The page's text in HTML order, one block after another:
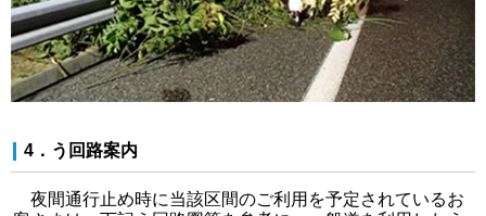
4．う回路案内
夜間通行止め時に当該区間のご利用を予定されているお